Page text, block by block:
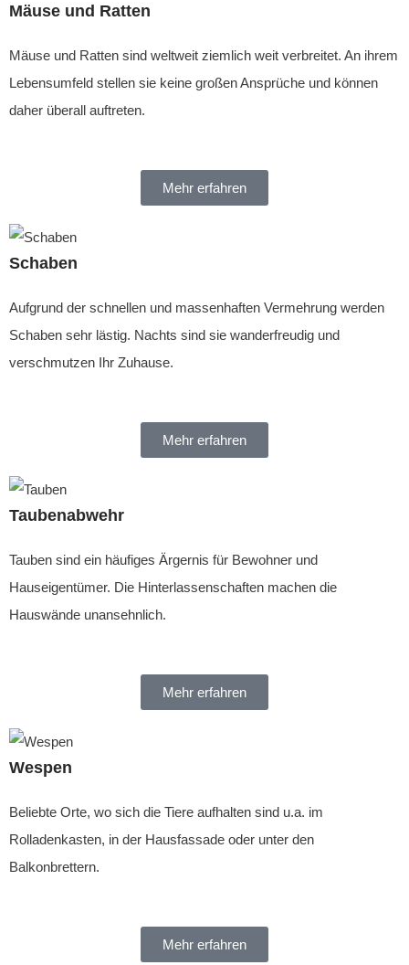
Mäuse und Ratten
Mäuse und Ratten sind weltweit ziemlich weit verbreitet. An ihrem
Lebensumfeld stellen sie keine großen Ansprüche und können
daher überall auftreten.
Mehr erfahren
Schaben
Aufgrund der schnellen und massenhaften Vermehrung werden
Schaben sehr lästig. Nachts sind sie wanderfreudig und
verschmutzen Ihr Zuhause.
Mehr erfahren
Taubenabwehr
Tauben sind ein häufiges Ärgernis für Bewohner und
Hauseigentümer. Die Hinterlassenschaften machen die
Hauswände unansehnlich.
Mehr erfahren
Wespen
Beliebte Orte, wo sich die Tiere aufhalten sind u.a. im
Rolladenkasten, in der Hausfassade oder unter den
Balkonbrettern.
Mehr erfahren